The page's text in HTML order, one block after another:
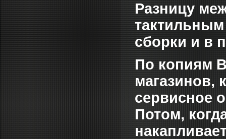
Разницу
сборки и в
По копиям
магазинов,
сервисное
Потом,